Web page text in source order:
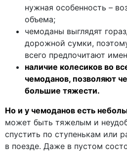
нужная особенность –
объема;
чемоданы выглядят
дорожной сумки,
всего предпочитают
наличие колесиков во
чемоданов, позволяют
большие тяжести.
Но и у чемоданов есть
может быть тяжелым и
спустить по ступенькам или
в поезде. Даже в пустом